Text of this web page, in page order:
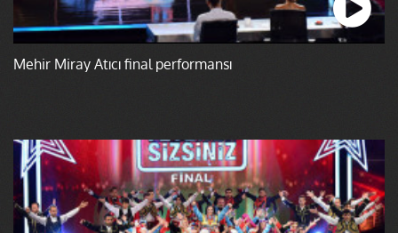
Mehir Miray Atıcı final performansı